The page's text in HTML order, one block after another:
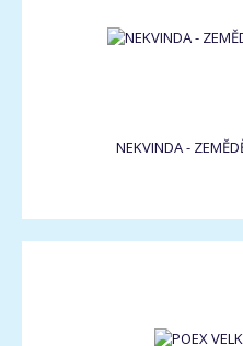
NEKVINDA -